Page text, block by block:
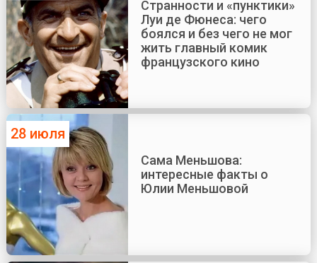
Странности и «пунктики»
Луи де Фюнеса: чего
боялся и без чего не мог
жить главный комик
французского кино
28 июля
Сама Меньшова:
интересные факты о
Юлии Меньшовой